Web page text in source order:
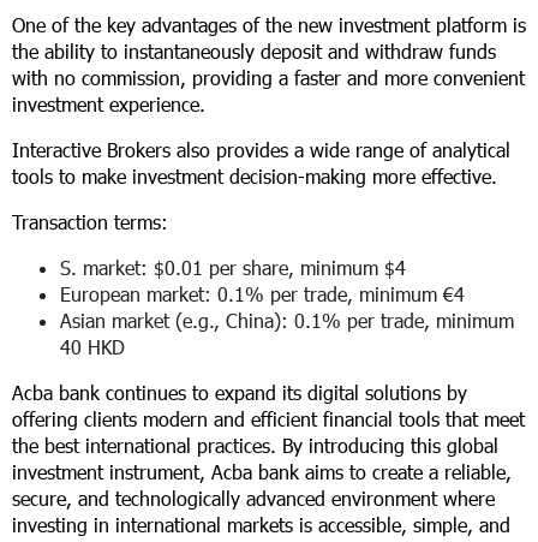
One of the key advantages of the new investment platform is
the ability to instantaneously deposit and withdraw funds
with no commission, providing a faster and more convenient
investment experience.
Interactive Brokers also provides a wide range of analytical
tools to make investment decision-making more effective.
Transaction terms:
S. market: $0.01 per share, minimum $4
European market: 0.1% per trade, minimum €4
Asian market (e.g., China): 0.1% per trade, minimum
40 HKD
Acba bank continues to expand its digital solutions by
offering clients modern and efficient financial tools that meet
the best international practices. By introducing this global
investment instrument, Acba bank aims to create a reliable,
secure, and technologically advanced environment where
investing in international markets is accessible, simple, and